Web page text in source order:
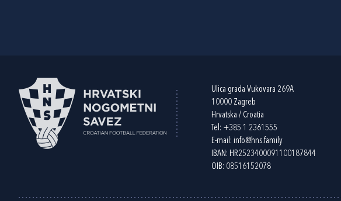
Ulica grada Vukovara 269A
10000 Zagreb
Hrvatska / Croatia
Tel: +385 1 2361555
E-mail: info@hns.family
IBAN: HR2523400091100187844
OIB: 08516152078